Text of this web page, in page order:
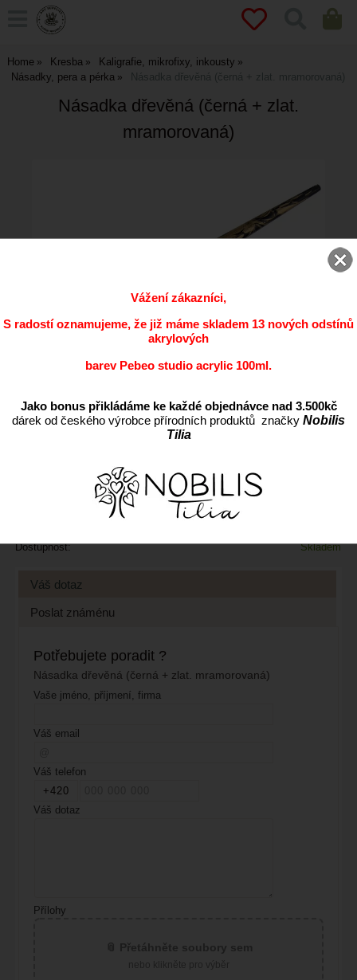
Home Kresba
Kaligrafie, mikrofixy, inkousty
Násadky, pera a pérka
Násadka dřevěná (černá + zlat. mramorovaná)
Násadka dřevěná (černá + zlat.
mramorovaná)
ks
Přidat do oblíbených
Dostupnost: Skladem
Váš dotaz
Poslat známénu
Potřebujete poradit ?
Násadka dřevěná (černá + zlat. mramorovaná)
Vaše jméno, příjmení, firma
Váš email
Váš telefon
Váš dotaz
Přílohy
Vážení zákazníci,
S radostí oznamujeme, že již máme skladem 13 nových odstínů
akrylových
barev Pebeo studio acrylic 100ml.
Jako bonus přikládáme ke každé objednávce nad 3.500kč
dárek od českého výrobce přírodních produktů značky Nobilis
Tilia